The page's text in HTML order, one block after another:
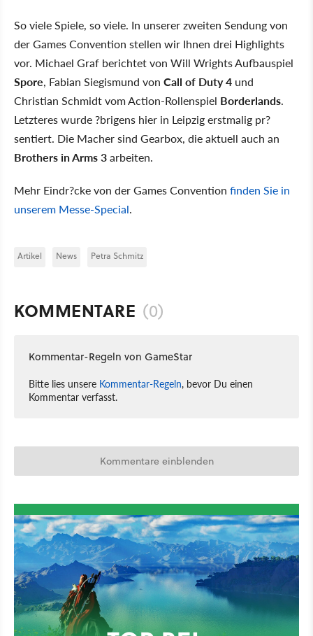
So viele Spiele, so viele. In unserer zweiten Sendung von
der Games Convention stellen wir Ihnen drei Highlights
vor. Michael Graf berichtet von Will Wrights Aufbauspiel
Spore, Fabian Siegismund von Call of Duty 4 und
Christian Schmidt vom Action-Rollenspiel Borderlands.
Letzteres wurde ?brigens hier in Leipzig erstmalig pr?
sentiert. Die Macher sind Gearbox, die aktuell auch an
Brothers in Arms 3arbeiten.
Mehr Eindr?cke von der Games Convention finden Sie in
unserem Messe-Special.
Artikel News Petra Schmitz
KOMMENTARE (0)
Kommentar-Regeln von GameStar
Bitte lies unsere Kommentar-Regeln, bevor Du einen
Kommentar verfasst.
Kommentare einblenden